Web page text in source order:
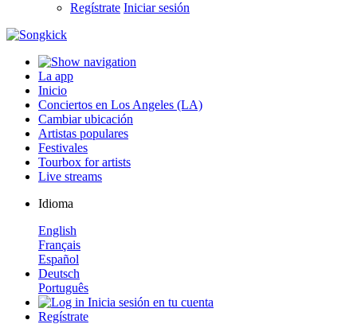
Regístrate Iniciar sesión
La app
Inicio
Conciertos en Los Angeles (LA)
Cambiar ubicación
Artistas populares
Festivales
Tourbox for artists
Live streams
Idioma
English
Français
Español
Deutsch
Português
Inicia sesión en tu cuenta
Regístrate